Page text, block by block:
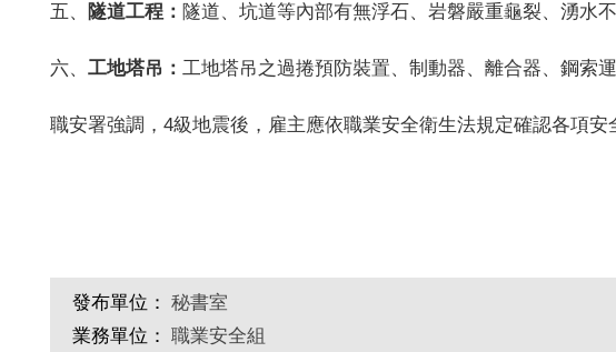
五、 隧道工程： 隧道、坑道等內部有無浮石、岩磐嚴重龜裂、湧水不
六、 工地塔吊： 工地塔吊之過捲預防裝置、制動器、離合器、鋼索
職安署強調， 4級地震後，雇主應依職業安全衛生法規定確認各項
發布單位： 秘書室
業務單位： 職業安全組